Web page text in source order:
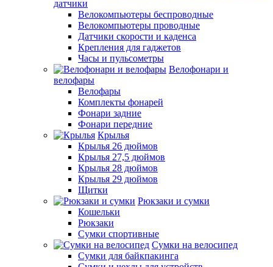
датчики
Велокомпьютеры беспроводные
Велокомпьютеры проводные
Датчики скорости и каденса
Крепления для гаджетов
Часы и пульсометры
Велофонари и
велофары
Велофары
Комплекты фонарей
Фонари задние
Фонари передние
Крылья
Крылья 26 дюймов
Крылья 27,5 дюймов
Крылья 28 дюймов
Крылья 29 дюймов
Щитки
Рюкзаки и сумки
Кошельки
Рюкзаки
Сумки спортивные
Сумки на велосипед
Сумки для байкпакинга